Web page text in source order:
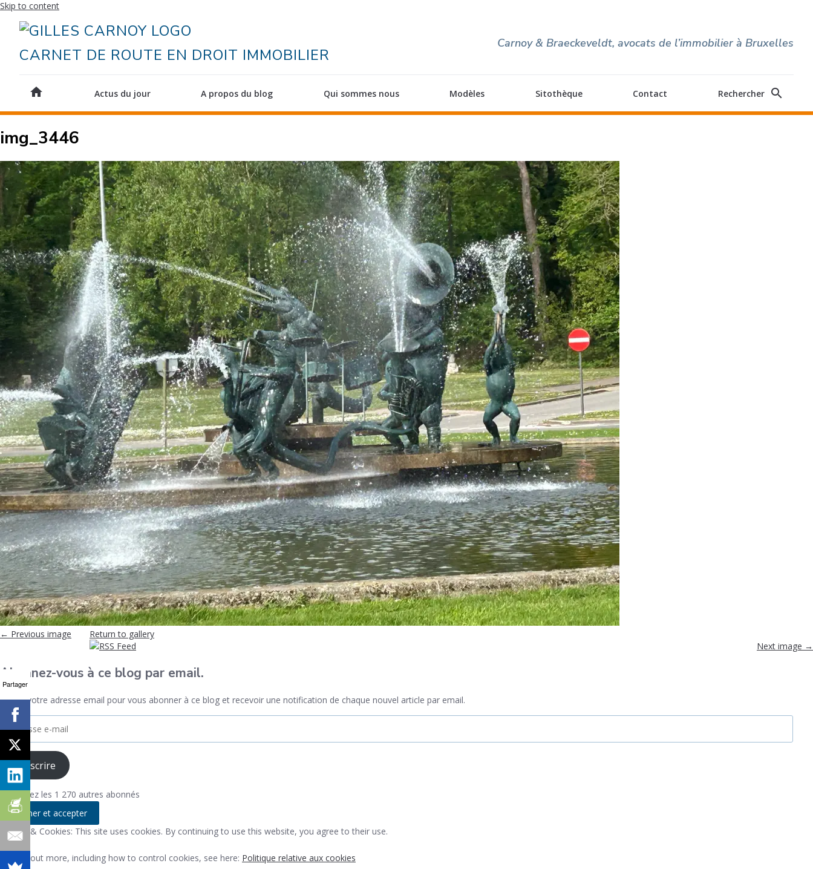
Skip to content
CARNET DE ROUTE EN DROIT IMMOBILIER
Carnoy & Braeckeveldt, avocats de l’immobilier à Bruxelles
home Actus du jour A propos du blog Qui sommes nous Modèles Sitothèque Contact Rechercher search
img_3446
← Previous image
Next image →
Return to gallery
Abonnez-vous à ce blog par email.
Entrez votre adresse email pour vous abonner à ce blog et recevoir une notification de chaque nouvel article par email.
Adresse
mail
Souscrire
Rejoignez les 1 270 autres abonnés
Privacy & Cookies: This site uses cookies. By continuing to use this website, you agree to their use.
To find out more, including how to control cookies, see here: Politique relative aux cookies
search
Partager